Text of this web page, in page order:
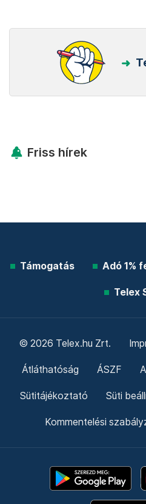
Friss hírek
Támogatás Adó 1%
Telex
© 2026 Telex.hu Zrt.
Átláthatóság ÁSZF
Sütitájékoztató Süti
Kommentelési